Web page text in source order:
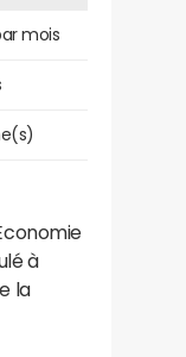
mois
à
la